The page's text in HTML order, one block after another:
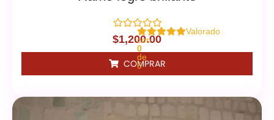
Valorado
con
0
de
5
$1,200.00
COMPRAR